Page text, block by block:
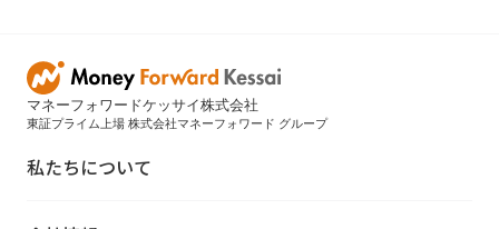
マネーフォワードケッサイ株式会社
東証プライム上場 株式会社マネーフォワード グループ
私たちについて